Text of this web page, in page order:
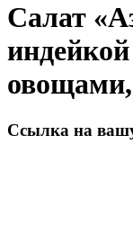
Салат
Ссылка на